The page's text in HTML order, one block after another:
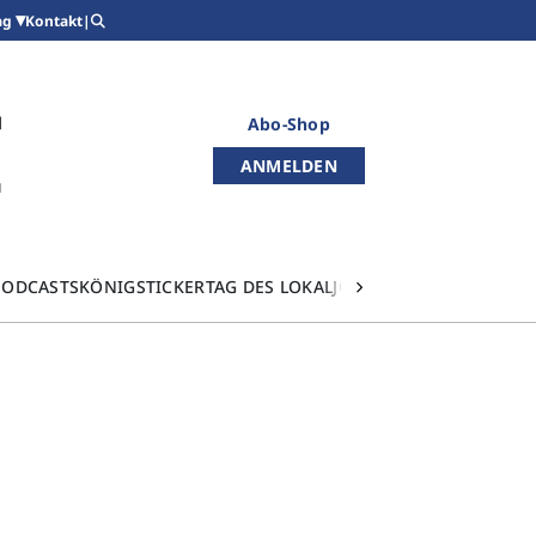
Kontakt|
Abo-Shop
ANMELDEN
KÖNIGSTICKERTAG DES LOKALJOURNALISMUS